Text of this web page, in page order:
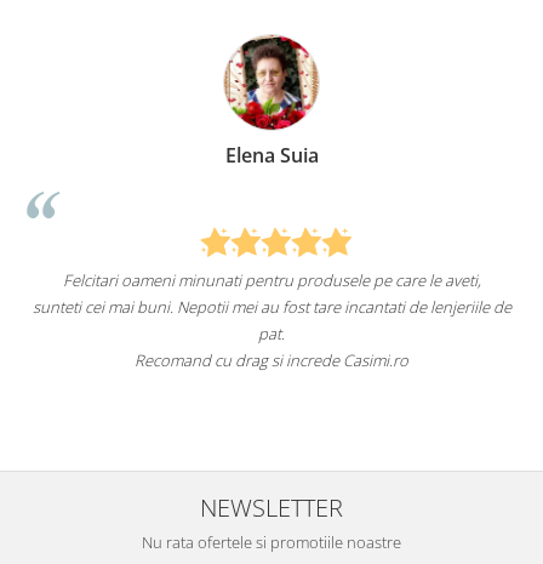
Elena Suia
Felcitari oameni minunati pentru produsele pe care le aveti,
sunteti cei mai buni. Nepotii mei au fost tare incantati de lenjeriile de
pat.
Recomand cu drag si increde Casimi.ro
NEWSLETTER
Nu rata ofertele si promotiile noastre